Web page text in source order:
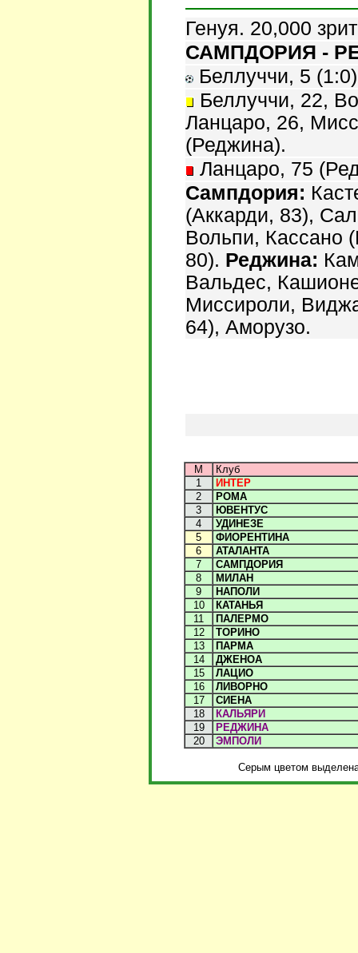
Генуя. 20,000
САМПДОРИЯ -
Беллуччи, 5
Беллуччи, 22,
Ланцаро, 26,
(Реджина).
Ланцаро, 75
Сампдория:
(Аккарди, 83),
Вольпи, Кассано
80). Реджина:
Вальдес,
Миссироли,
64), Аморузо.
М
Клуб
1
ИНТЕР
2
РОМА
3
ЮВЕНТУС
4
УДИНЕЗЕ
5
ФИОРЕНТИНА
6
АТАЛАНТА
7
САМПДОРИЯ
8
МИЛАН
9
НАПОЛИ
10
КАТАНЬЯ
11
ПАЛЕРМО
12
ТОРИНО
13
ПАРМА
14
ДЖЕНОА
15
ЛАЦИО
16
ЛИВОРНО
17
СИЕНА
18
КАЛЬЯРИ
19
РЕДЖИНА
20
ЭМПОЛИ
Серым цветом